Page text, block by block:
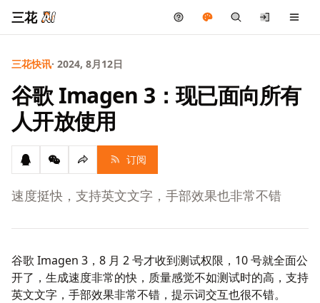
三花
三花快讯· 2024, 8月12日
谷歌 Imagen 3：现已面向所有
人开放使用
订阅
速度挺快，支持英文文字，手部效果也非常不错
谷歌 Imagen 3 ，8 月 2 号才收到测试权限，10 号就全面公
开了，生成速度非常的快，质量感觉不如测试时的高，支持
英文文字，手部效果非常不错，提示词交互也很不错。